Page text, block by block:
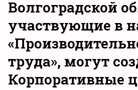
Волгоградской
участвующие в
труда», могут
Корпоративные